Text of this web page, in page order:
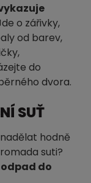
o zářivky,
od barev,
do
dvora.
SUŤ
hodně
suti?
do